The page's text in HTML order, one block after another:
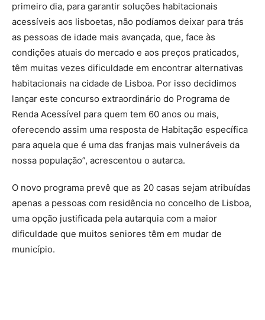
primeiro dia, para garantir soluções habitacionais
acessíveis aos lisboetas, não podíamos deixar para trás
as pessoas de idade mais avançada, que, face às
condições atuais do mercado e aos preços praticados,
têm muitas vezes dificuldade em encontrar alternativas
habitacionais na cidade de Lisboa. Por isso decidimos
lançar este concurso extraordinário do Programa de
Renda Acessível para quem tem 60 anos ou mais,
oferecendo assim uma resposta de Habitação específica
para aquela que é uma das franjas mais vulneráveis da
nossa população”, acrescentou o autarca.
O novo programa prevê que as 20 casas sejam atribuídas
apenas a pessoas com residência no concelho de Lisboa,
uma opção justificada pela autarquia com a maior
dificuldade que muitos seniores têm em mudar de
município.